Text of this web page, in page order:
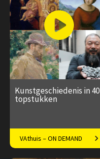
Speeltijd 1 uur
Kunstgeschiedenis in 40
topstukken
VAthuis – ON DEMAND